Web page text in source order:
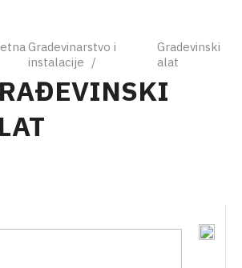
Gradevinarstvo i
instalacije
Gradevinski
alat